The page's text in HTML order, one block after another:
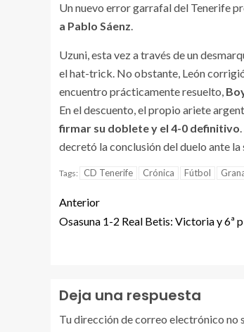
Un nuevo error garrafal del Tenerife
a Pablo Sáenz.
Uzuni, esta vez a través de un
el hat-trick. No obstante, León
encuentro prácticamente resuelto,
En el descuento, el propio ariete
firmar su doblete y el 4-0 definitivo
decretó la conclusión del duelo ante la
Tags: CD Tenerife Crónica Fútbol
Anterior
Osasuna 1-2 Real Betis: Victoria y 6ª
Deja una respuesta
Tu dirección de correo electrónico no